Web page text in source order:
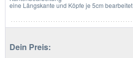
eine Längskante und Köpfe je 5cm bearbeitet
Dein Preis: